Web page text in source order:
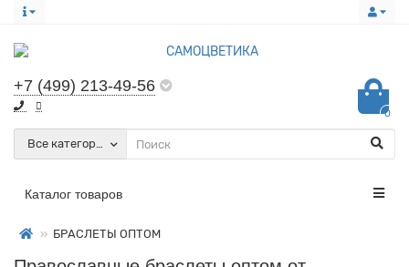
+7 (499) 213-49-56
0
Все категории
Каталог товаров
БРАСЛЕТЫ ОПТОМ